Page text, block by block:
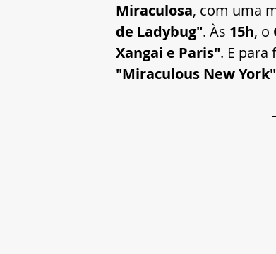
Miraculosa, com uma
de Ladybug". Às 15h, o
Xangai e Paris". E para
"Miraculous New York"